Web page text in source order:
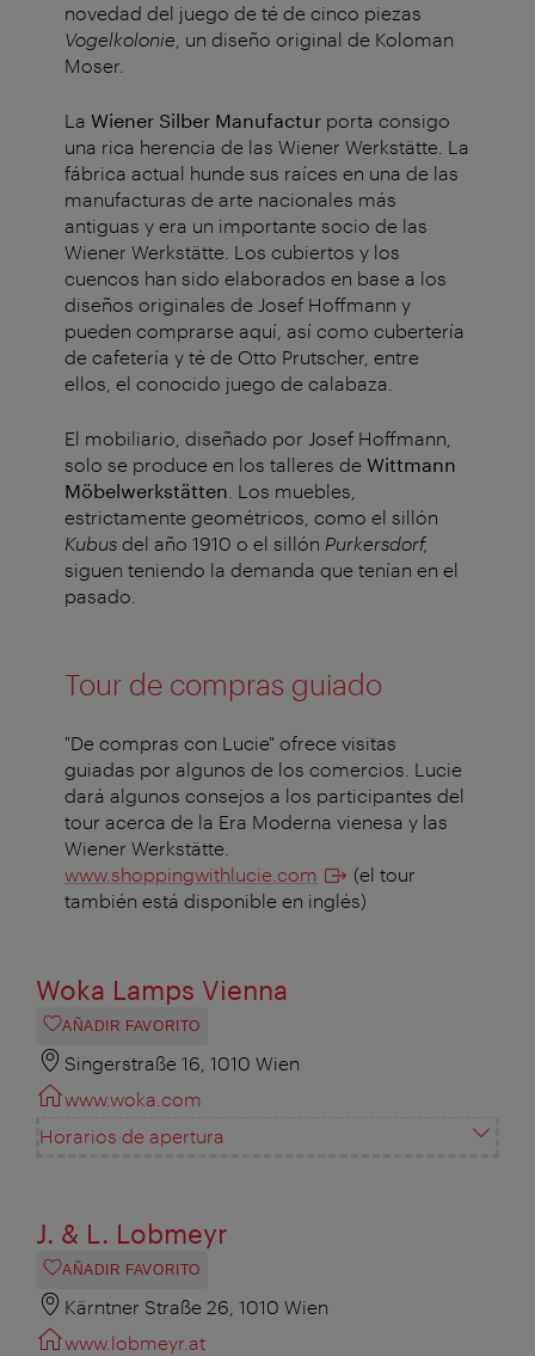
novedad del juego de té de cinco piezas
Vogelkolonie , un diseño original de Koloman
Moser.
La Wiener Silber Manufactur porta consigo
una rica herencia de las Wiener Werkstätte. La
fábrica actual hunde sus raíces en una de las
manufacturas de arte nacionales más
antiguas y era un importante socio de las
Wiener Werkstätte. Los cubiertos y los
cuencos han sido elaborados en base a los
diseños originales de Josef Hoffmann y
pueden comprarse aquí, así como cubertería
de cafetería y té de Otto Prutscher, entre
ellos, el conocido juego de calabaza.
El mobiliario, diseñado por Josef Hoffmann,
solo se produce en los talleres de Wittmann
Möbelwerkstätten . Los muebles,
estrictamente geométricos, como el sillón
Kubus del año 1910 o el sillón Purkersdorf,
siguen teniendo la demanda que tenían en el
pasado.
Tour de compras guiado
"De compras con Lucie" ofrece visitas
guiadas por algunos de los comercios. Lucie
dará algunos consejos a los participantes del
tour acerca de la Era Moderna vienesa y las
Wiener Werkstätte.
www.shoppingwithlucie.com
(el tour
también está disponible en inglés)
Woka Lamps Vienna
AÑADIR FAVORITO
Singerstraße 16, 1010 Wien
www.woka.com
Horarios de apertura
J. & L. Lobmeyr
AÑADIR FAVORITO
Kärntner Straße 26, 1010 Wien
www.lobmeyr.at